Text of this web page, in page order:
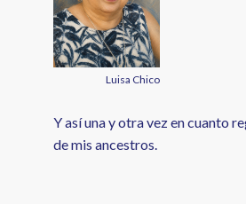
Luisa Chico
Y así una y otra vez en cuanto
de mis ancestros.